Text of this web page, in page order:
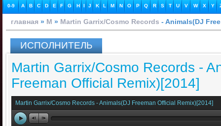
0-9 A B C D E F G H I J K L M N O P Q R S T U V W X Y
главная » M » Martin Garrix/Cosmo Records - Animals(DJ
ИСПОЛНИТЕЛЬ
Martin Garrix/Cosmo Records -
Freeman Official Remix)[2014]
Martin Garrix/Cosmo Records - Animals(DJ Freeman Official Remix)[2014]